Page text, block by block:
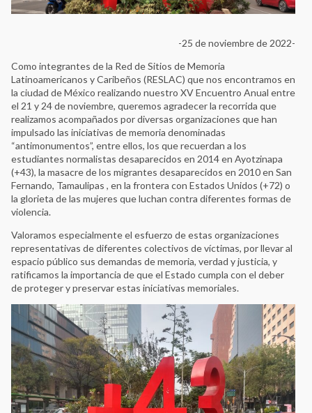
-25 de noviembre de 2022-
Como integrantes de la Red de Sitios de Memoria
Latinoamericanos y Caribeños (RESLAC) que nos encontramos en
la ciudad de México realizando nuestro XV Encuentro Anual entre
el 21 y 24 de noviembre, queremos agradecer la recorrida que
realizamos acompañados por diversas organizaciones que han
impulsado las iniciativas de memoria denominadas
“antimonumentos”, entre ellos, los que recuerdan a los
estudiantes normalistas desaparecidos en 2014 en Ayotzinapa
(+43), la masacre de los migrantes desaparecidos en 2010 en San
Fernando, Tamaulipas , en la frontera con Estados Unidos (+72) o
la glorieta de las mujeres que luchan contra diferentes formas de
violencia.
Valoramos especialmente el esfuerzo de estas organizaciones
representativas de diferentes colectivos de víctimas, por llevar al
espacio público sus demandas de memoria, verdad y justicia, y
ratificamos la importancia de que el Estado cumpla con el deber
de proteger y preservar estas iniciativas memoriales.